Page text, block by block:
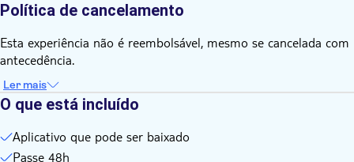
resgatado em qualquer data
Um smartphone para cada jogador, com Internet móvel
(aprox. 50-100 MB de utilização de dados), GPS, uma
câmara e bateria suficiente
Política de cancelamento
Esta experiência não é reembolsável, mesmo se cancelada com
antecedência.
Ler mais
O que está incluído
Aplicativo que pode ser baixado
Passe 48h